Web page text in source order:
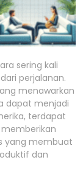
sering kali
perjalanan.
menawarkan
dapat menjadi
terdapat
yang membuat
dan